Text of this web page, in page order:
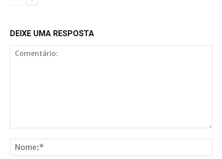
DEIXE UMA RESPOSTA